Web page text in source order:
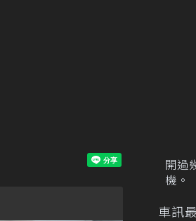
開過
機。
車訊